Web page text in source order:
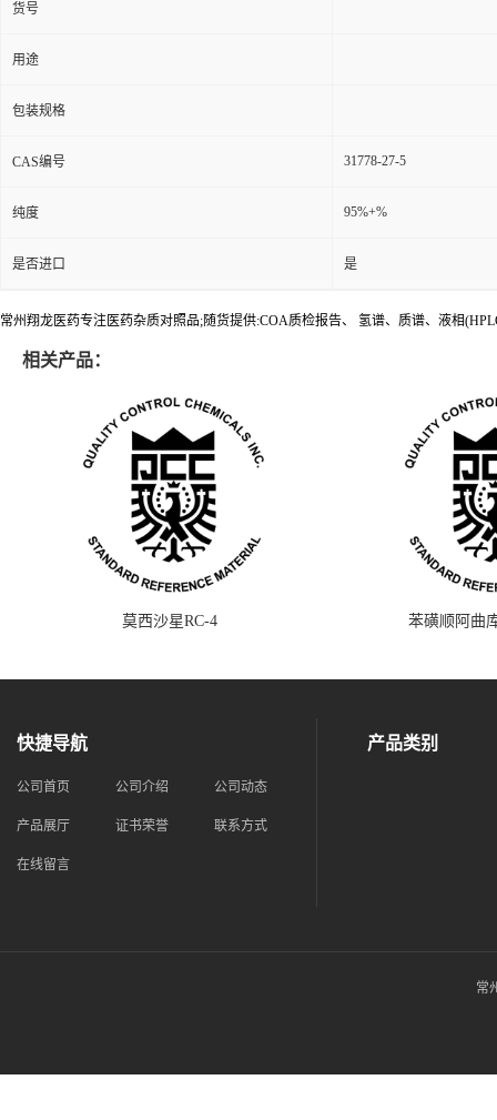
货号
用途
包装规格
CAS编号 31778-27-5
纯度 95%+%
是否进口 是
常州翔龙医药专注医药杂质对照品;随货提供:COA质检报告、 氢谱、质谱、液相
相关产品：
莫西沙星RC-4 苯磺顺阿曲
快捷导航
公司首页 公司介绍 公司动态
产品展厅 证书荣誉 联系方式
在线留言
产品类别
常